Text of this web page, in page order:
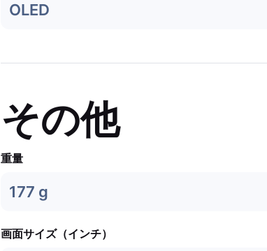
OLED
その他
重量
177 g
画面サイズ（インチ）